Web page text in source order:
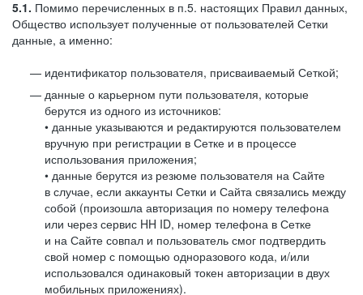
5.1. Помимо перечисленных в п.5. настоящих Правил данных,
Общество использует полученные от пользователей Сетки
данные, а именно:
идентификатор пользователя, присваиваемый Сеткой;
данные о карьерном пути пользователя, которые
берутся из одного из источников:
• данные указываются и редактируются пользователем
вручную при регистрации в Сетке и в процессе
использования приложения;
• данные берутся из резюме пользователя на Сайте
в случае, если аккаунты Сетки и Сайта связались между
собой (произошла авторизация по номеру телефона
или через сервис HH ID, номер телефона в Сетке
и на Сайте совпал и пользователь смог подтвердить
свой номер с помощью одноразового кода, и/или
использовался одинаковый токен авторизации в двух
мобильных приложениях).